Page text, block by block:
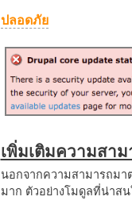
ปลอดภัย
เพิ่มเติมความสา
นอกจากความสามารถมา
มาก ตัวอย่างโมดูลที่น่าส